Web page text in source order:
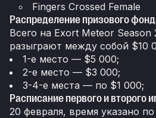
Fingers Crossed Female
Распределение призового
Всего на Exort Meteor
разыграют между собой $10
1-е место — $5 000;
2-е место — $3 000;
3-4-е места — по $1 000;
Расписание первого и второго
20 февраля, время указано